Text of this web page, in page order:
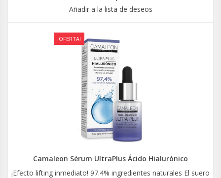
Añadir a la lista de deseos
¡OFERTA!
Camaleon Sérum UltraPlus Ácido Hialurónico
¡Efecto lifting inmediato! 97.4% ingredientes naturales El suero